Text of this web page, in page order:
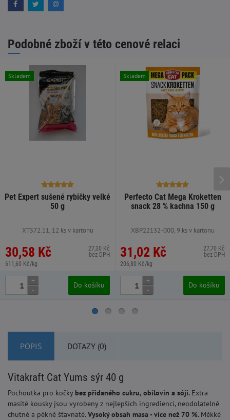
Podobné zboží v této cenové relaci
Pet Expert sušené rybičky velké
50 g
XT572.11, 12 ks v kartonu
30,58 Kč
611,60 Kč/kg
27,30 Kč
bez DPH
Skladem
+
-
Do košíku
Perfecto Cat Mega Kroketten
snack 28 % kachna 150 g
XBP22132-000, 9 ks v kartonu
31,02 Kč
206,80 Kč/kg
27,70 Kč
bez DPH
Skladem
+
-
Do košíku
POPIS DOTAZY (0)
Vitakraft Cat Yums sýr 40 g
Pochoutka pro kočky bez přidaného cukru, obilovin a sóji. Extra
masité kousky jsou vyrobeny z nejlepších ingrediencí, neodolatelně
chutné a pěkně šťavnaté. Vysoký obsah masa - více než 70 %. Měkké